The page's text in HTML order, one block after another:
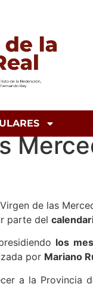
de las
parte del
los
por Mariano
a la